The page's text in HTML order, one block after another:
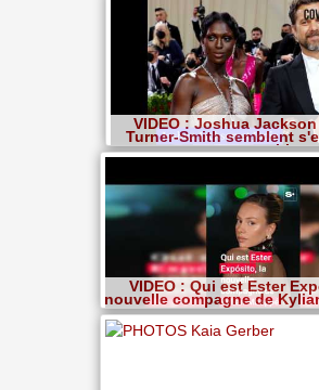
VIDEO : Joshua
Turner-Smith semblent
nouveau bien
VIDEO : Qui est Ester
nouvelle compagne de